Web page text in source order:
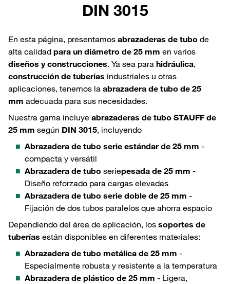
DIN 3015
En esta página, presentamos abrazaderas de tubo de
alta calidad para un diámetro de 25 mm en varios
diseños y construcciones. Ya sea para hidráulica,
construcción de tuberías industriales u otras
aplicaciones, tenemos la abrazadera de tubo de 25
mm adecuada para sus necesidades.
Nuestra gama incluye abrazaderas de tubo STAUFF de
25 mm según DIN 3015, incluyendo
Abrazadera de tubo serie estándar de 25 mm -
compacta y versátil
Abrazadera de tubo seriepesada de 25 mm -
Diseño reforzado para cargas elevadas
Abrazadera de tubo serie doble de 25 mm -
Fijación de dos tubos paralelos que ahorra espacio
Dependiendo del área de aplicación, los soportes de
tuberías están disponibles en diferentes materiales:
Abrazadera de tubo metálica de 25 mm -
Especialmente robusta y resistente a la temperatura
Abrazadera de plástico de 25 mm - Ligera,